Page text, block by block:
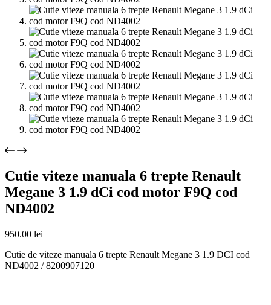
Cutie viteze manuala 6 trepte Renault
Megane 3 1.9 dCi cod motor F9Q cod
ND4002
950.00 lei
Cutie de viteze manuala 6 trepte Renault Megane 3 1.9 DCI cod
ND4002 / 8200907120